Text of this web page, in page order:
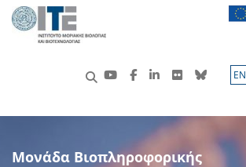
ΕN
Μονάδα Βιοπληροφορικής